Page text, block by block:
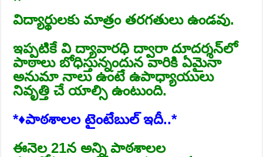
విద్యార్థులకు మాత్రం తరగతులు ఉండవు.
ఇప్పటికే వి ద్యావారధి ద్వారా దూదర్శన్‌లో
పాఠాలు బోధిస్తున్నందున వారికి ఏమైనా
అనుమా నాలు ఉంటే ఉపాధ్యాయులు
నివృత్తి చే యాల్సి ఉంటుంది.
*♦పాఠశాలల టైంటేబుల్‌ ఇదీ..*
ఈనెల 21న అన్ని పాఠశాలల